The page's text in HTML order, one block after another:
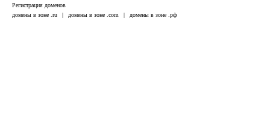
Регистрация доменов
домены в зоне .ru
| домены в зоне .com | домены в зоне .рф